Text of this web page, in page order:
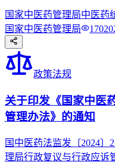
国家中医药管理局中医药
国家中医药管理局
170
政策法规
关于印发《国家中医
管理办法》的通知
国中医药法监发〔2024
理局行政复议与行政应诉